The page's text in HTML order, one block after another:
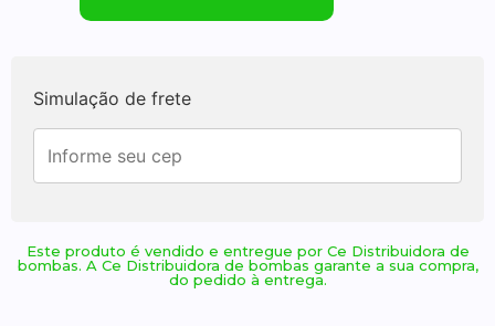
Simulação de frete
Este produto é vendido e entregue por Ce Distribuidora de
bombas. A Ce Distribuidora de bombas garante a sua compra,
do pedido à entrega.